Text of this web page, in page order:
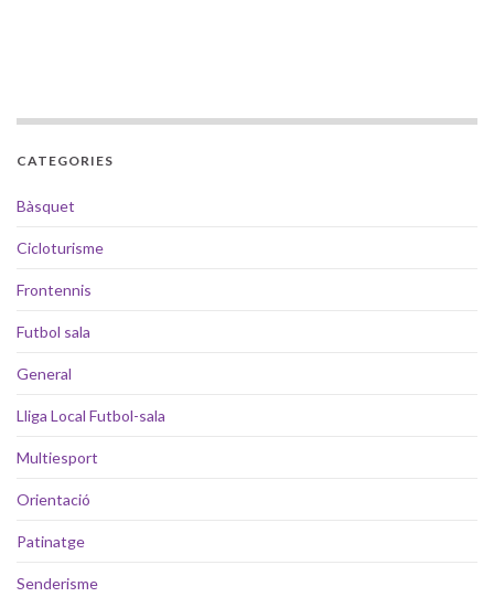
CATEGORIES
Bàsquet
Cicloturisme
Frontennis
Futbol sala
General
Lliga Local Futbol-sala
Multiesport
Orientació
Patinatge
Senderisme